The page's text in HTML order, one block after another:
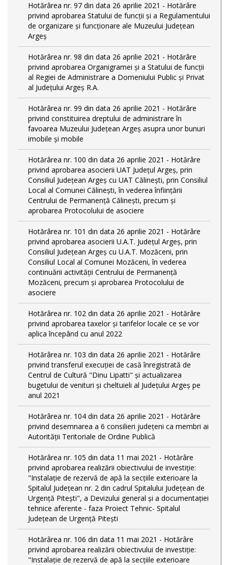
Hotărârea nr. 97 din data 26 aprilie 2021 - Hotărâre
privind aprobarea Statului de funcții și a Regulamentului
de organizare și funcționare ale Muzeului Județean
Argeș
Hotărârea nr. 98 din data 26 aprilie 2021 - Hotărâre
privind aprobarea Organigramei și a Statului de funcţii
al Regiei de Administrare a Domeniului Public şi Privat
al Judeţului Argeş R.A.
Hotărârea nr. 99 din data 26 aprilie 2021 - Hotărâre
privind constituirea dreptului de administrare în
favoarea Muzeului Județean Argeș asupra unor bunuri
imobile și mobile
Hotărârea nr. 100 din data 26 aprilie 2021 - Hotărâre
privind aprobarea asocierii UAT Județul Argeș, prin
Consiliul Județean Argeș cu UAT Călinești, prin Consiliul
Local al Comunei Călinești, în vederea înființării
Centrului de Permanență Călinești, precum și
aprobarea Protocolului de asociere
Hotărârea nr. 101 din data 26 aprilie 2021 - Hotărâre
privind aprobarea asocierii U.A.T. Județul Argeș, prin
Consiliul Județean Argeș cu U.A.T. Mozăceni, prin
Consiliul Local al Comunei Mozăceni, în vederea
continuării activității Centrului de Permanență
Mozăceni, precum și aprobarea Protocolului de
asociere
Hotărârea nr. 102 din data 26 aprilie 2021 - Hotărâre
privind aprobarea taxelor și tarifelor locale ce se vor
aplica începând cu anul 2022
Hotărârea nr. 103 din data 26 aprilie 2021 - Hotărâre
privind transferul execuției de casă înregistrată de
Centrul de Cultură "Dinu Lipatti" și actualizarea
bugetului de venituri și cheltuieli al Județului Argeș pe
anul 2021
Hotărârea nr. 104 din data 26 aprilie 2021 - Hotărâre
privind desemnarea a 6 consilieri județeni ca membri ai
Autorității Teritoriale de Ordine Publică
Hotărârea nr. 105 din data 11 mai 2021 - Hotărâre
privind aprobarea realizării obiectivului de investiție:
"Instalație de rezervă de apă la secțiile exterioare la
Spitalul Județean nr. 2 din cadrul Spitalului Județean de
Urgență Pitești", a Devizului general și a documentației
tehnice aferente - faza Proiect Tehnic- Spitalul
Județean de Urgență Pitești
Hotărârea nr. 106 din data 11 mai 2021 - Hotărâre
privind aprobarea realizării obiectivului de investiție:
"Instalație de rezervă de apă la secțiile exterioare